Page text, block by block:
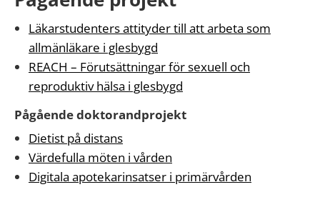
Läkarstudenters attityder till att arbeta som
allmänläkare i glesbygd
REACH – Förutsättningar för sexuell och
reproduktiv hälsa i glesbygd
Pågående doktorandprojekt
Dietist på distans
Värdefulla möten i vården
Digitala apotekarinsatser i primärvården